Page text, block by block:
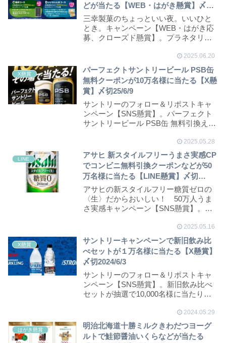
どが当たる【WEB・はがき懸賞】〆切
25/8/31
三幸製菓のちょっといい夜。いいひと
とき。キャンペーン【WEB・はがき応
募、クローズド懸賞】。プラネタリウ
2025.06.20
X懸賞
パーフェクトサントリービール PSB缶
無料クーポンが10万名様に当たる【X懸
賞】〆切25/6/9
サントリーのフォロー＆リポストキャ
ンペーン【SNS懸賞】。パーフェクト
サントリービール PSB缶 無料引換えク
2025.05.28
LINE
アサヒ 新スタイルフリーうまさ実感CP
でコンビニ無料引換クーポンなどが50
万名様に当たる【LINE懸賞】〆切
25/5/26
アサヒの新スタイルフリー糖質ゼロの
〈生〉だからおいしい！ 50万人うま
さ実感キャンペーン【SNS懸賞】。コ
2025.05.16
X懸賞
サントリーキャンペーンで 新旧飲み比
べセットが１万名様に当たる【X懸賞】
〆切2024/6/3
サントリーのフォロー＆リポストキャ
ンペーン【SNS懸賞】。新旧飲み比べ
セットが抽選で10,000名様に当たりま
2024.05.29
はがき懸賞
明治北海道十勝ミルクきわだつヨーグ
ルトで鮭節醤油いくらなどが当たる